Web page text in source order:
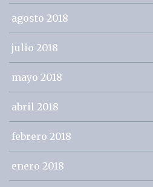
agosto 2018
julio 2018
mayo 2018
abril 2018
febrero 2018
enero 2018